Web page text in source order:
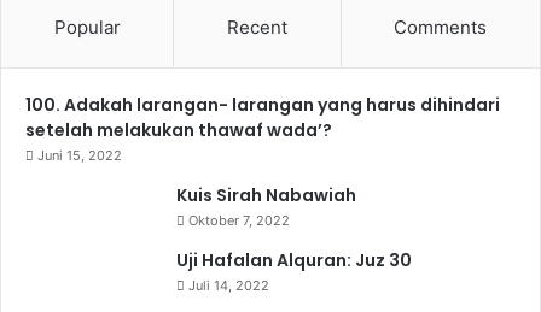
b
o
u
e
a
r
a
g
a
m
o
s
Popular Recent Comments
100. Adakah larangan- larangan yang harus dihindari
setelah melakukan thawaf wada’?
Juni 15, 2022
Kuis Sirah Nabawiah
Oktober 7, 2022
Uji Hafalan Alquran: Juz 30
Juli 14, 2022